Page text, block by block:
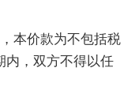
本价款为不包括税
内，双方不得以任